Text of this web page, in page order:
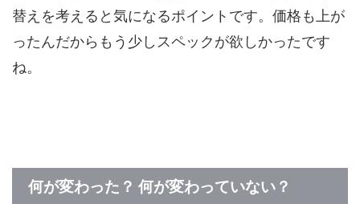
替えを考えると気になるポイントです。価格も上が
ったんだからもう少しスペックが欲しかったです
ね。
何が変わった？ 何が変わっていない？